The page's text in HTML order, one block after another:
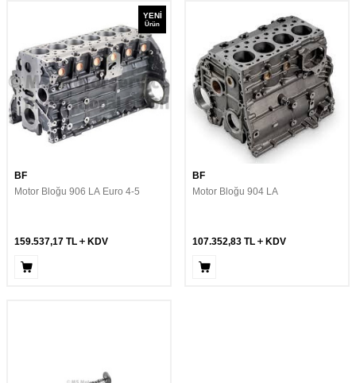
YENI
Ürün
BF
Motor Bloğu 906 LA Euro 4-5
159.537,17 TL KDV
BF
Motor Bloğu 904 LA
107.352,83 TL KDV